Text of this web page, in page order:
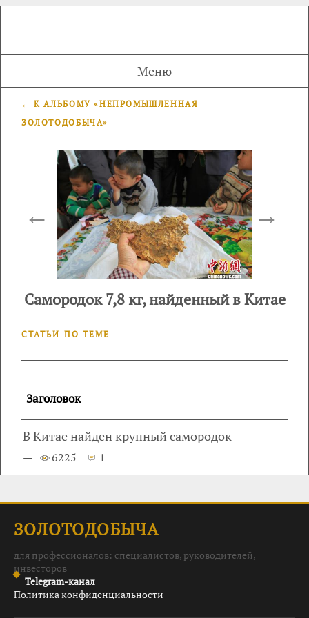
Меню
← К АЛЬБОМУ «НЕПРОМЫШЛЕННАЯ
ЗОЛОТОДОБЫЧА»
← →
Самородок 7,8 кг, найденный в Китае
СТАТЬИ ПО ТЕМЕ
Заголовок
В Китае найден крупный самородок
— 6225 1
ЗОЛОТОДОБЫЧА
для профессионалов: специалистов, руководителей,
инвесторов
Telegram-канал
Политика конфиденциальности